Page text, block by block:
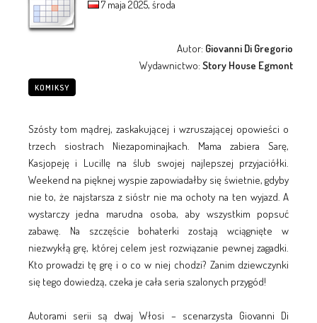
7 maja 2025, środa
Autor: Giovanni Di Gregorio
Wydawnictwo:Story House Egmont
KOMIKSY
Szósty tom mądrej, zaskakującej i wzruszającej opowieści o
trzech siostrach Niezapominajkach. Mama zabiera Sarę,
Kasjopeję i Lucillę na ślub swojej najlepszej przyjaciółki.
Weekend na pięknej wyspie zapowiadałby się świetnie, gdyby
nie to, że najstarsza z sióstr nie ma ochoty na ten wyjazd. A
wystarczy jedna marudna osoba, aby wszystkim popsuć
zabawę. Na szczęście bohaterki zostają wciągnięte w
niezwykłą grę, której celem jest rozwiązanie pewnej zagadki.
Kto prowadzi tę grę i o co w niej chodzi? Zanim dziewczynki
się tego dowiedzą, czeka je cała seria szalonych przygód!
Autorami serii są dwaj Włosi – scenarzysta Giovanni Di